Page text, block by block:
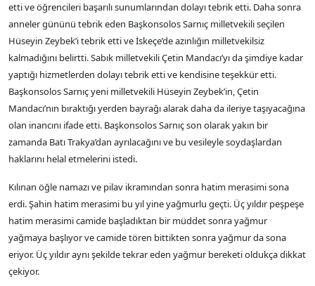
etti ve öğrencileri başarılı sunumlarından dolayı tebrik etti. Daha sonra
anneler gününü tebrik eden Başkonsolos Sarnıç milletvekili seçilen
Hüseyin Zeybek’i tebrik etti ve İskeçe’de azınlığın milletvekilsiz
kalmadığını belirtti. Sabık milletvekili Çetin Mandacı’yı da şimdiye kadar
yaptığı hizmetlerden dolayı tebrik etti ve kendisine teşekkür etti.
Başkonsolos Sarnıç yeni milletvekili Hüseyin Zeybek’in, Çetin
Mandacı’nın bıraktığı yerden bayrağı alarak daha da ileriye taşıyacağına
olan inancını ifade etti. Başkonsolos Sarnıç son olarak yakın bir
zamanda Batı Trakya’dan ayrılacağını ve bu vesileyle soydaşlardan
haklarını helal etmelerini istedi.
Kılınan öğle namazı ve pilav ikramından sonra hatim merasimi sona
erdi. Şahin hatim merasimi bu yıl yine yağmurlu geçti. Üç yıldır peşpeşe
hatim merasimi camide başladıktan bir müddet sonra yağmur
yağmaya başlıyor ve camide tören bittikten sonra yağmur da sona
eriyor. Üç yıldır aynı şekilde tekrar eden yağmur bereketi oldukça dikkat
çekiyor.